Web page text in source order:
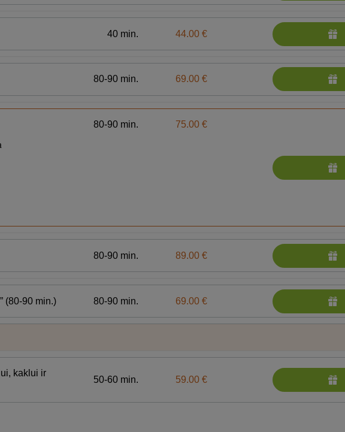
40 min. 44.00 €
80-90 min. 69.00 €
80-90 min. 75.00 €
80-90 min. 89.00 €
(80-90 min.) 80-90 min. 69.00 €
kaklui ir
50-60 min. 59.00 €